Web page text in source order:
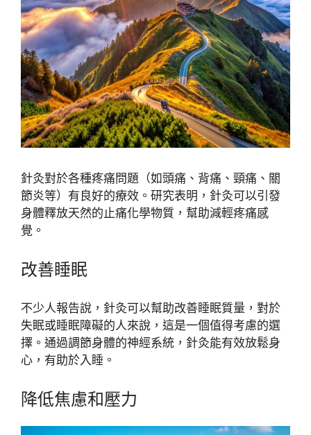
針灸對於各種疼痛問題（如頭痛、背痛、頸痛、關
節炎等）有良好的療效。研究表明，針灸可以引發
身體釋放天然的止痛化學物質，幫助減輕疼痛感
覺。
改善睡眠
不少人報告說，針灸可以幫助改善睡眠質量，對於
失眠或睡眠障礙的人來說，這是一個值得考慮的選
擇。通過調節身體的神經系統，針灸能有效放鬆身
心，有助於入睡。
降低焦慮和壓力